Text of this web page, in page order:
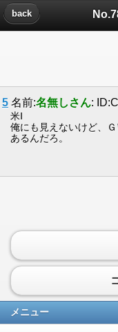
back
5 名前:名無しさん:
米Ⅰ
俺にも見えないけど、
あるんだろ。
メニュー